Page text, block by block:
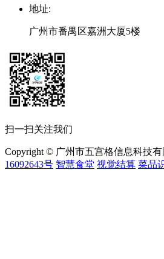
地址:
广州市番禺区嘉洲大厦5楼
扫一扫关注我们
Copyright © 广州市五宫格信息科技
16092643号 智慧食堂 视觉结算 菜品